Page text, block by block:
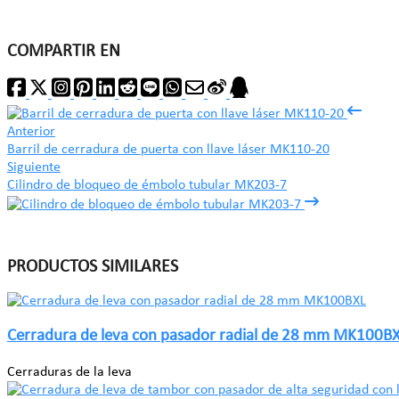
COMPARTIR EN
Anterior
Barril de cerradura de puerta con llave láser MK110-20
Siguiente
Cilindro de bloqueo de émbolo tubular MK203-7
PRODUCTOS SIMILARES
Cerradura de leva con pasador radial de 28 mm
Cerraduras de la leva